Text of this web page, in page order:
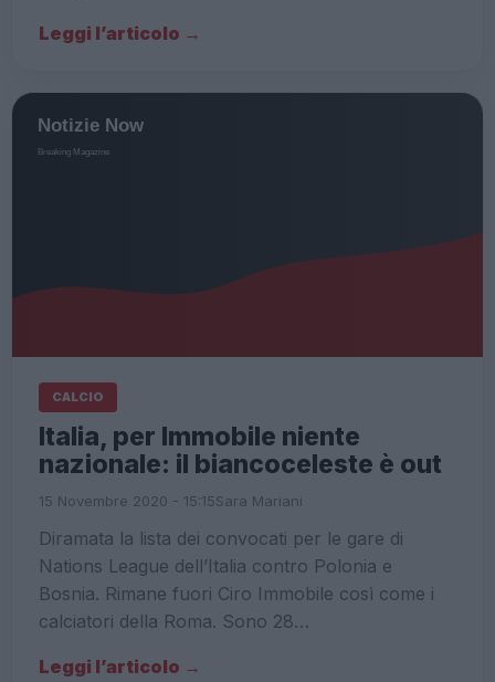
Leggi l’articolo →
CALCIO
Italia, per Immobile niente
nazionale: il biancoceleste è out
15 Novembre 2020 - 15:15Sara Mariani
Diramata la lista dei convocati per le gare di
Nations League dell’Italia contro Polonia e
Bosnia. Rimane fuori Ciro Immobile così come i
calciatori della Roma. Sono 28…
Leggi l’articolo →